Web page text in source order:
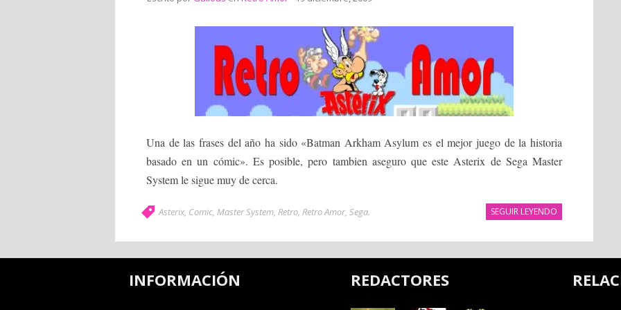
Una de las frases del año ha sido «Batman Arkham Asylum es el mejor juego de la historia
basado en un cómic». Es posible, pero tambien aseguro que este Asterix de Sega Master
System le sigue muy de cerca.
SEGUIR LEYENDO
Asterix, Comic, Master System, Retro, Retro Amor, Sega.
INFORMACIÓN REDACTORES